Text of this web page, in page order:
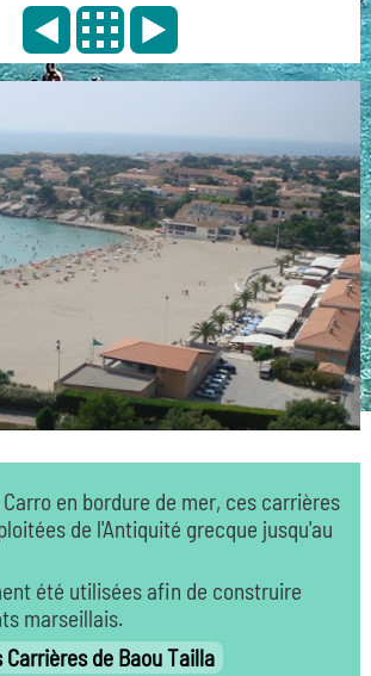
en bordure de mer, ces carrières
de l'Antiquité grecque jusqu'au
été utilisées afin de construire
marseillais.
Carrières de Baou Tailla